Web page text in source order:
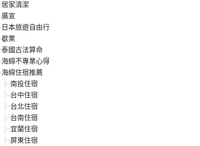
居家清潔
廣宣
日本旅遊自由行
歇業
泰國古法算命
海綿不專業心得
海綿住宿推薦
南投住宿
台中住宿
台北住宿
台南住宿
宜蘭住宿
屏東住宿